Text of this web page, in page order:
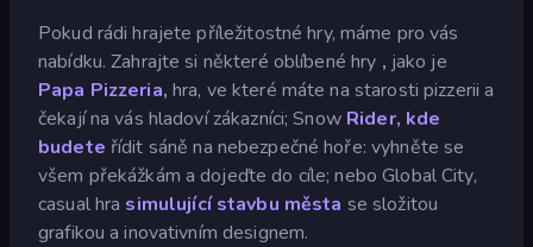
Pokud rádi hrajete příležitostné hry, máme pro vás
nabídku. Zahrajte si některé oblíbené hry , jako je
Papa Pizzeria, hra, ve které máte na starosti pizzerii a
čekají na vás hladoví zákazníci; Snow Rider, kde
budete řídit sáně na nebezpečné hoře: vyhněte se
všem překážkám a dojeďte do cíle; nebo Global City,
casual hra simulující stavbu města se složitou
grafikou a inovativním designem.